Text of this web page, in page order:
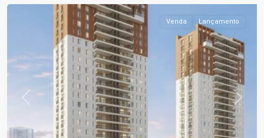
Previous Next
Venda Lançamento